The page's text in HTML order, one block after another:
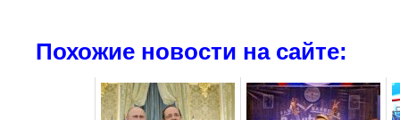
Похожие новости на сайте: